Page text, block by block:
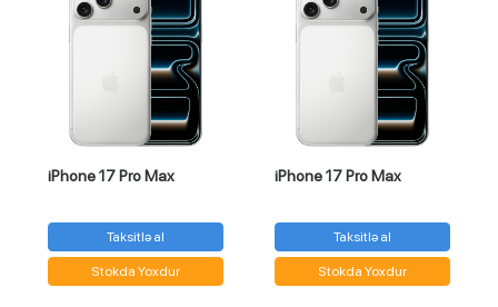
iPhone 17 Pro Max
Taksitlə al
Stokda Yoxdur
iPhone 17 Pro Max
Taksitlə al
Stokda Yoxdur